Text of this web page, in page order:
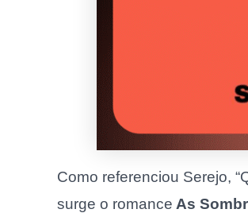
Como referenciou Serejo,
surge o romance As